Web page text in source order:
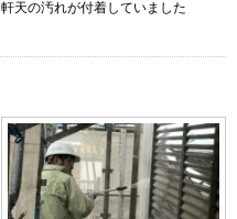
軒天の汚れが付着していました